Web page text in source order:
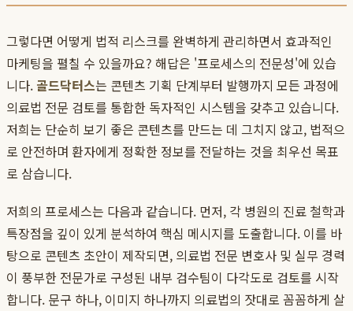
그렇다면 어떻게 법적 리스크를 완벽하게 관리하면서 효과적인
마케팅을 펼칠 수 있을까요? 해답은 '프로세스의 전문성'에 있습
니다. 골드닥터스는 콘텐츠 기획 단계부터 발행까지 모든 과정에
의료법 전문 검토를 통합한 독자적인 시스템을 갖추고 있습니다.
저희는 단순히 보기 좋은 콘텐츠를 만드는 데 그치지 않고, 법적으
로 안전하며 환자에게 정확한 정보를 전달하는 것을 최우선 목표
로 삼습니다.
저희의 프로세스는 다음과 같습니다. 먼저, 각 병원의 진료 철학과
특장점을 깊이 있게 분석하여 핵심 메시지를 도출합니다. 이를 바
탕으로 콘텐츠 초안이 제작되면, 의료법 전문 변호사 및 실무 경력
이 풍부한 전문가로 구성된 내부 검수팀이 다각도로 검토를 시작
합니다. 문구 하나, 이미지 하나까지 의료법의 잣대로 꼼꼼하게 살